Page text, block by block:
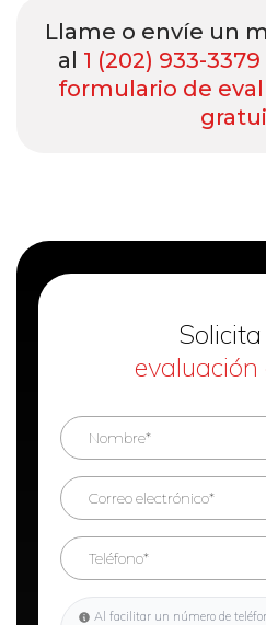
Llame o envíe un
al 1 (202) 933-3379
formulario de
Al facilitar un número de